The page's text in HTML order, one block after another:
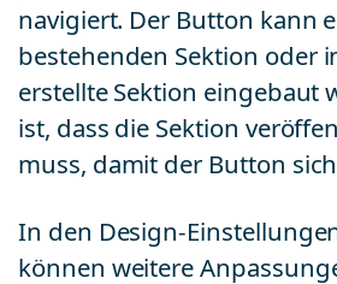
navigiert. Der Button kann
bestehenden Sektion oder
erstellte Sektion eingebaut
ist, dass die Sektion
muss, damit der Button
In den Design-
können weitere